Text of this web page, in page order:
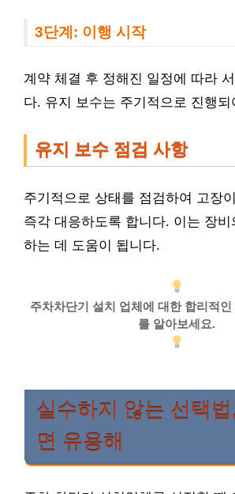
3단계: 이행 시작
계약 체결 후 정해진 일정에 따라
다. 유지 보수는 주기적으로 진행되
유지 보수 점검 사항
주기적으로 상태를 점검하여 고장
즉각 대응하도록 합니다. 이는 장
하는 데 도움이 됩니다.
주차차단기 설치 업체에 대한 합리적
를 알아보세요.
실수하지 않는 선택
면 유용해